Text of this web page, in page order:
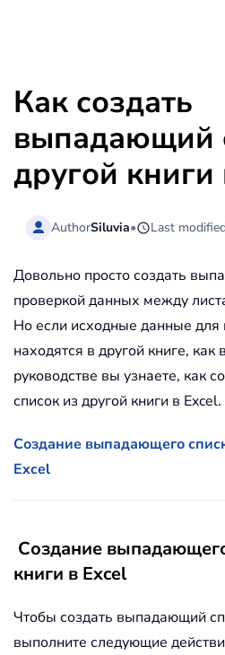
Как создать
выпадающий
другой книги
AuthorSiluvia• Last modified
Довольно просто создать
проверкой данных между
Но если исходные данные
находятся в другой книге, как
руководстве вы узнаете, как
список из другой книги в Excel.
Создание выпадающего
Excel
Создание
книги в Excel
Чтобы создать выпадающий
выполните следующие